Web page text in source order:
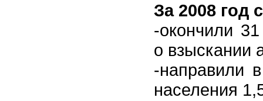
За 2008 год
-окончили
о взыскании
-направили
населения